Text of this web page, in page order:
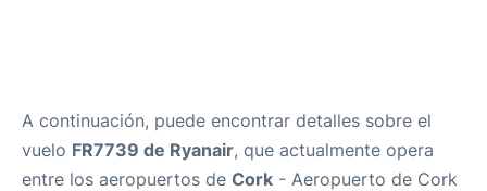
A continuación, puede encontrar detalles sobre el
vuelo FR7739 de Ryanair, que actualmente opera
entre los aeropuertos de Cork - Aeropuerto de Cork